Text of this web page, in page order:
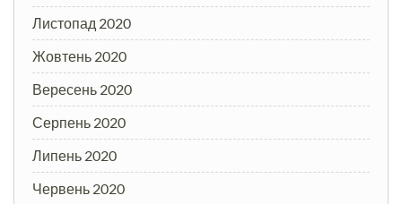
Листопад 2020
Жовтень 2020
Вересень 2020
Серпень 2020
Липень 2020
Червень 2020